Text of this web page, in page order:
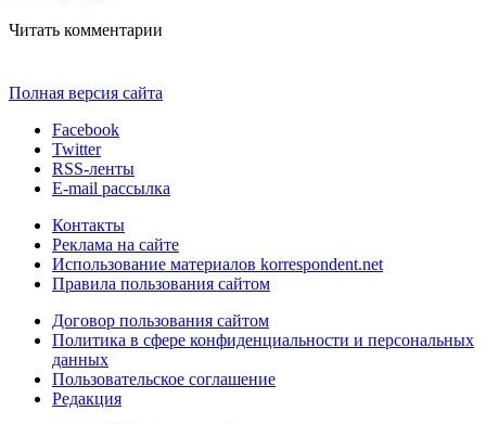
Читать комментарии
Полная версия сайта
Facebook
Twitter
RSS-ленты
E-mail рассылка
Контакты
Реклама на сайте
Использование материалов korrespondent.net
Правила пользования сайтом
Договор пользования сайтом
Политика в сфере конфиденциальности и персональных
данных
Пользовательское соглашение
Редакция